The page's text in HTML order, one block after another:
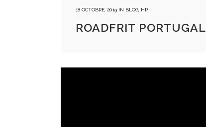
18 OCTOBRE, 2019 IN BLOG HP
ROADFRIT PORTUGAL